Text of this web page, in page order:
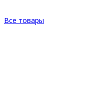
Все товары